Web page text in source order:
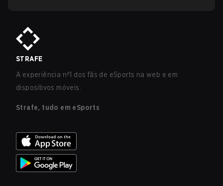
STRAFE
A experiência nº1 dos fãs de eSports na web e em
dispositivos móveis.
Strafe, tudo em eSports